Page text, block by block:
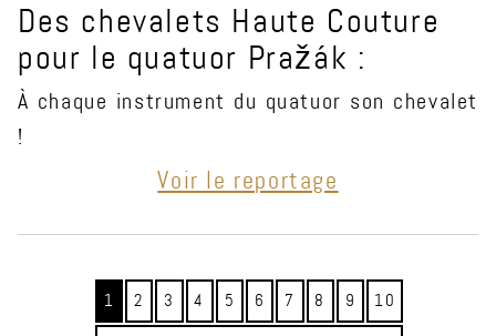
Des chevalets Haute Couture
pour le quatuor Pražák :
À chaque instrument du quatuor son chevalet
!
Voir le reportage
1 2 3 4 5 6 7 8 9 10